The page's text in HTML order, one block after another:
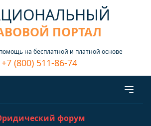
ПОРТАЛ
на бесплатной и платной основе
+7 (800) 511-86-74
форум